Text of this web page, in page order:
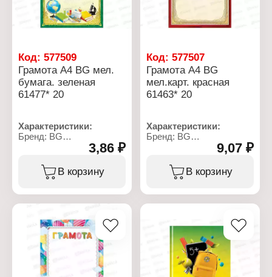
Код: 577509
Грамота A4 BG мел.
бумага. зеленая
61477* 20
Характеристики:
Бренд: BG
Тип товара: Наградной
бланк
Вид: Грамота
бумага
Плотность бумаги: 115 г/
Цветовая гамма:
зеленый
3,86 ₽
В корзину
Код:577507
Грамота A4 BG
мел.карт. красная
61463* 20
Характеристики:
Бренд: BG
Тип товара: Наградной
бланк
Вид: Грамота
Материал: мелованный
картон
Плотность картона: 190
Цветовая гамма:
9,07 ₽
В корзину